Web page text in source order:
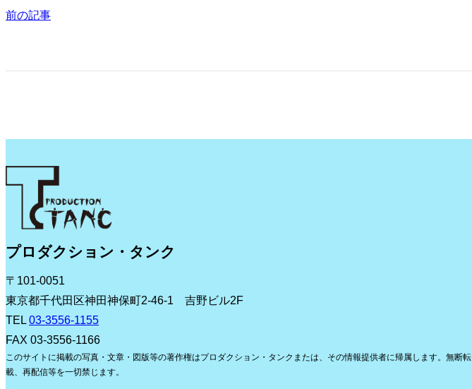
前の記事
プロダクション・タンク
〒101-0051
東京都千代田区神田神保町2-46-1 吉野ビル2F
TEL 03-3556-1155
FAX 03-3556-1166
このサイトに掲載の写真・文章・図版等の著作権はプロダクション・タンクまたは、その情報提供者に帰属します。無断転
載、再配信等を一切禁じます。